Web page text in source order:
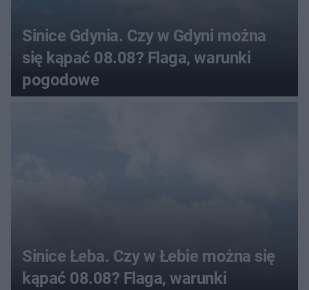
Sinice Gdynia. Czy w Gdyni można
się kąpać 08.08? Flaga, warunki
pogodowe
Sinice Łeba. Czy w Łebie można się
kąpać 08.08? Flaga, warunki